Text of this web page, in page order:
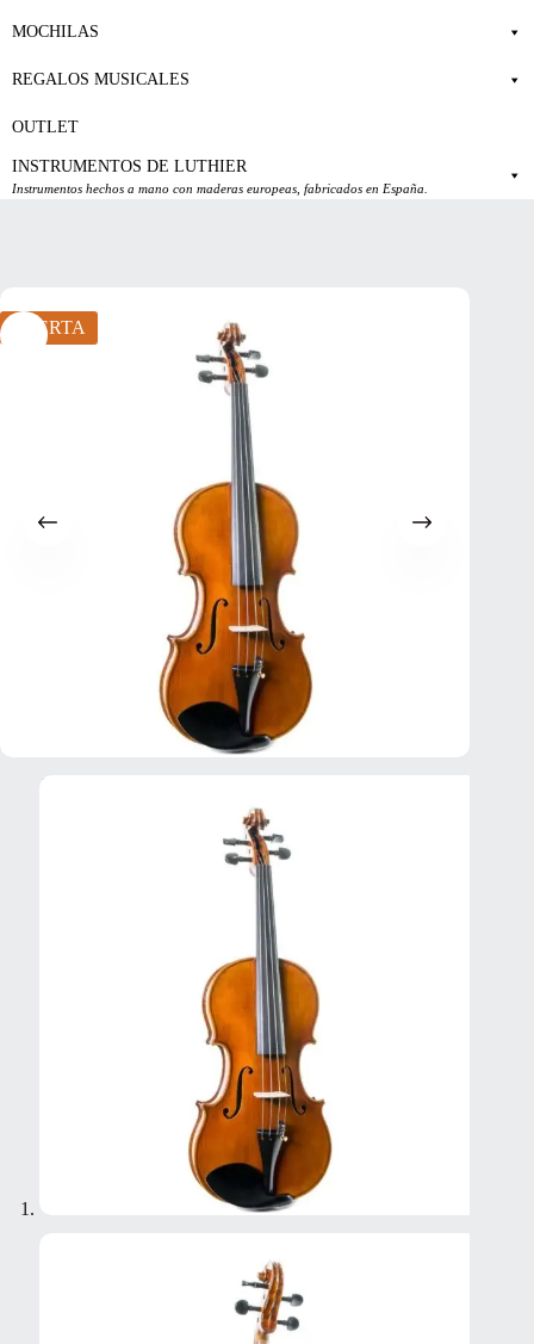
MOCHILAS
REGALOS MUSICALES
OUTLET
INSTRUMENTOS DE LUTHIER
Instrumentos hechos a mano con maderas europeas, fabricados en España.
OFERTA